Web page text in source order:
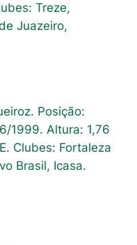
Treze,
Juazeiro,
Posição:
1999. Altura: 1,76
Clubes: Fortaleza
Brasil, Icasa.